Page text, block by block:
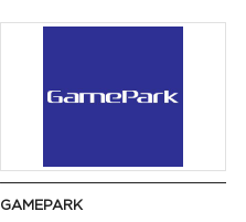
GAMEPARK